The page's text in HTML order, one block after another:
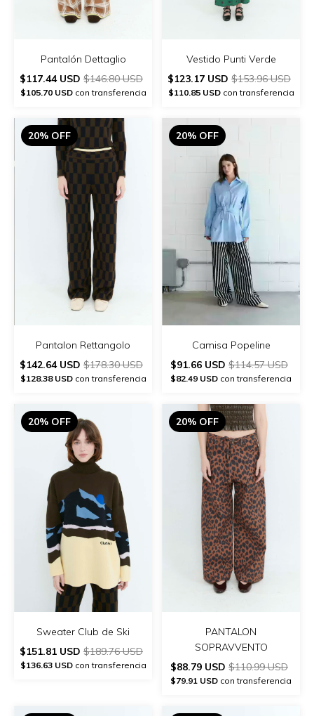
Pantalón Dettaglio
$117.44 USD $146.80 USD
$105.70 USDcon transferencia
Vestido Punti Verde
$123.17 USD $153.96 USD
$110.85 USDcon transferencia
20% OFF
Pantalon Rettangolo
$142.64 USD $178.30 USD
$128.38 USDcon transferencia
20% OFF
Camisa Popeline
$91.66 USD $114.57 USD
$82.49 USD con transferencia
20% OFF
Sweater Club de Ski
$151.81 USD $189.76 USD
$136.63 USDcon transferencia
20% OFF
PANTALON
SOPRAVVENTO
$88.79 USD $110.99 USD
$79.91 USD con transferencia